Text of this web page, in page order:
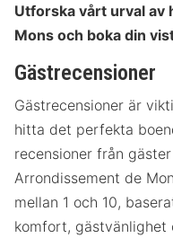
Utforska vårt urval av
Mons och boka din
Gästrecensioner
Gästrecensioner är
hitta det perfekta
recensioner från
Arrondissement de
mellan 1 och 10,
komfort, gästvänlighet